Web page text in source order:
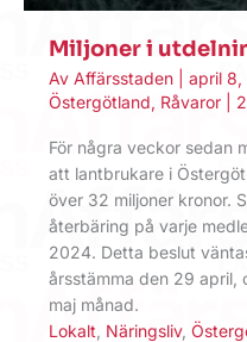
Miljoner i
Av Affärsstaden april
Östergötland, Råvaror
För några veckor sedan
att lantbrukare i
över 32 miljoner kronor.
återbäring på varje
2024. Detta beslut
årsstämma den 29 april,
maj månad.
Lokalt Näringsliv,